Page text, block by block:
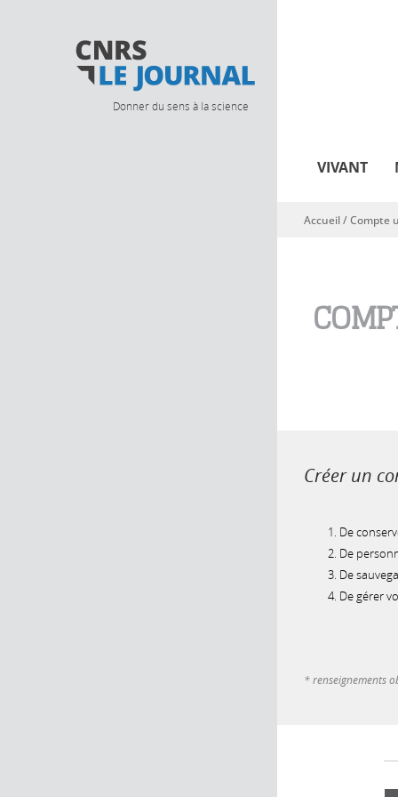
Donner du sens à la science
VIVANT
Vous êtes ici
Accueil/Compte
Créer un
De
De
De
De gérer
* renseignements